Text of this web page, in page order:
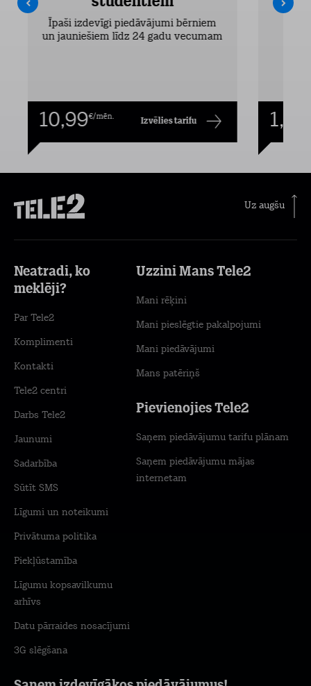
Īpaši izdevīgi piedāvājumi bērniem
un jauniešiem līdz 24 gadu vecumam
10,99€/mēn. Izvēlies tarifu 1,00
Uz augšu
Neatradi, ko
meklēji?
Par Tele2
Komplimenti
Kontakti
Tele2 centri
Darbs Tele2
Jaunumi
Sadarbība
Sūtīt SMS
Līgumi un noteikumi
Privātuma politika
Piekļūstamība
Līgumu kopsavilkumu
arhīvs
Datu pārraides nosacījumi
3G slēgšana
Uzzini Mans Tele2
Mani rēķini
Mani pieslēgtie pakalpojumi
Mani piedāvājumi
Mans patēriņš
Pievienojies Tele2
Saņem piedāvājumu tarifu plānam
Saņem piedāvājumu mājas
internetam